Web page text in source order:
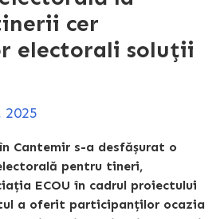
cer
electorali soluții
2025
Cantemir s-a desfășurat o
pentru tineri,
ECOU în cadrul proiectului
a oferit participanților ocazia